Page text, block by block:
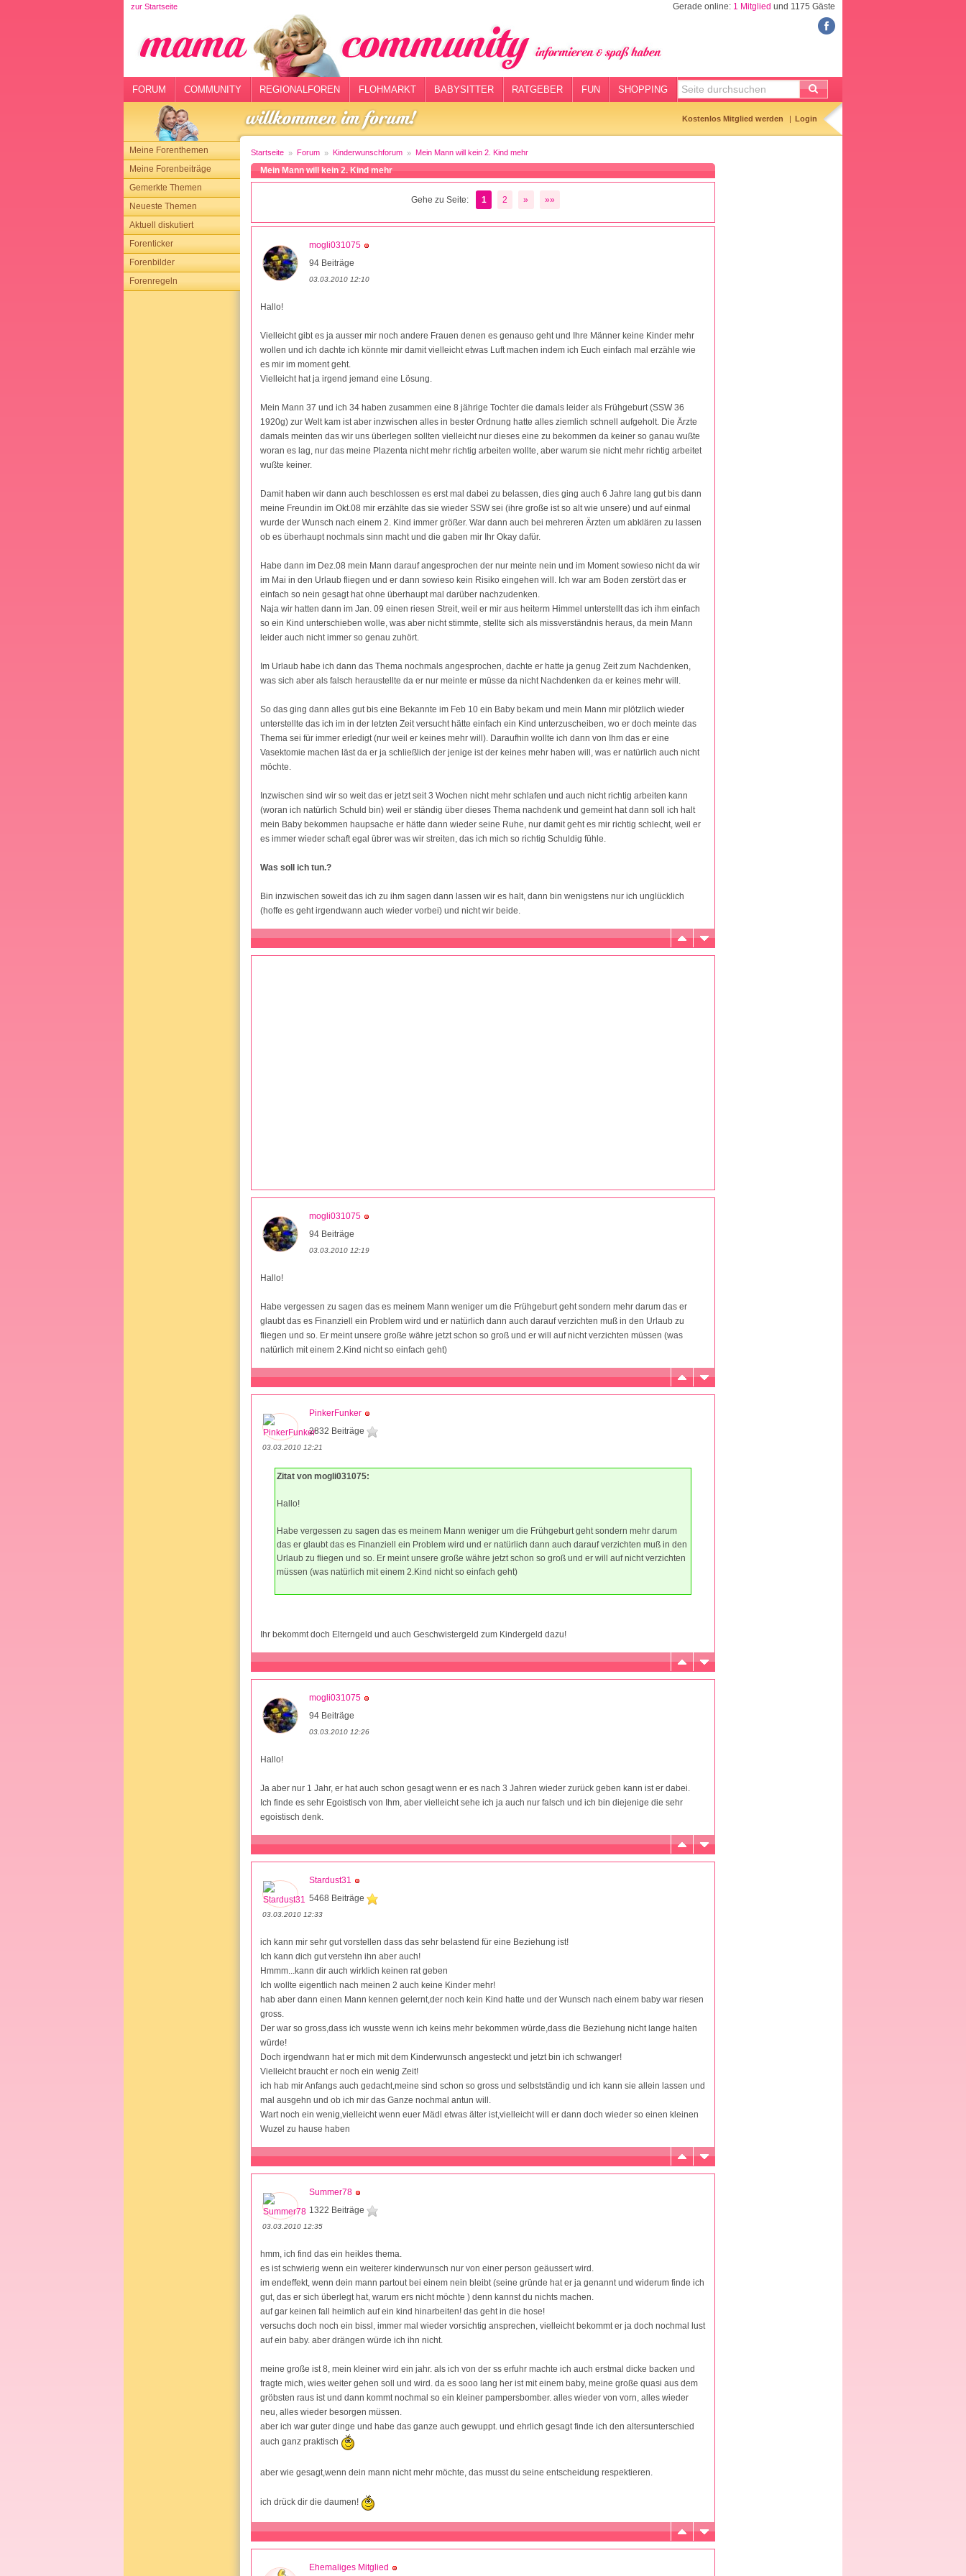
zur Startseite Gerade online: 1 Mitglied und 1175 Gäste
FORUM COMMUNITY REGIONALFOREN FLOHMARKT BABYSITTER RATGEBER FUN SHOPPING
Kostenlos Mitglied werden Login
Meine Forenthemen
Meine Forenbeiträge
Gemerkte Themen
Neueste Themen
Aktuell diskutiert
Forenticker
Forenbilder
Forenregeln
Startseite Forum Kinderwunschforum Mein Mann will kein 2. Kind mehr
Mein Mann will kein 2. Kind mehr
Gehe zu Seite: 1 2 » »»
mogli031075
94 Beiträge
03.03.2010 12:10
Hallo!
Vielleicht gibt es ja ausser mir noch andere Frauen denen es genauso geht und Ihre Männer keine Kinder mehr
wollen und ich dachte ich könnte mir damit vielleicht etwas Luft machen indem ich Euch einfach mal erzähle wie
es mir im moment geht.
Vielleicht hat ja irgend jemand eine Lösung.
Mein Mann 37 und ich 34 haben zusammen eine 8 jährige Tochter die damals leider als Frühgeburt (SSW 36
1920g) zur Welt kam ist aber inzwischen alles in bester Ordnung hatte alles ziemlich schnell aufgeholt. Die Ärzte
damals meinten das wir uns überlegen sollten vielleicht nur dieses eine zu bekommen da keiner so ganau wußte
woran es lag, nur das meine Plazenta nicht mehr richtig arbeiten wollte, aber warum sie nicht mehr richtig arbeitet
wußte keiner.
Damit haben wir dann auch beschlossen es erst mal dabei zu belassen, dies ging auch 6 Jahre lang gut bis dann
meine Freundin im Okt.08 mir erzählte das sie wieder SSW sei (ihre große ist so alt wie unsere) und auf einmal
wurde der Wunsch nach einem 2. Kind immer größer. War dann auch bei mehreren Ärzten um abklären zu lassen
ob es überhaupt nochmals sinn macht und die gaben mir Ihr Okay dafür.
Habe dann im Dez.08 mein Mann darauf angesprochen der nur meinte nein und im Moment sowieso nicht da wir
im Mai in den Urlaub fliegen und er dann sowieso kein Risiko eingehen will. Ich war am Boden zerstört das er
einfach so nein gesagt hat ohne überhaupt mal darüber nachzudenken.
Naja wir hatten dann im Jan. 09 einen riesen Streit, weil er mir aus heiterm Himmel unterstellt das ich ihm einfach
so ein Kind unterschieben wolle, was aber nicht stimmte, stellte sich als missverständnis heraus, da mein Mann
leider auch nicht immer so genau zuhört.
Im Urlaub habe ich dann das Thema nochmals angesprochen, dachte er hatte ja genug Zeit zum Nachdenken,
was sich aber als falsch heraustellte da er nur meinte er müsse da nicht Nachdenken da er keines mehr will.
So das ging dann alles gut bis eine Bekannte im Feb 10 ein Baby bekam und mein Mann mir plötzlich wieder
unterstellte das ich im in der letzten Zeit versucht hätte einfach ein Kind unterzuscheiben, wo er doch meinte das
Thema sei für immer erledigt (nur weil er keines mehr will). Daraufhin wollte ich dann von Ihm das er eine
Vasektomie machen läst da er ja schließlich der jenige ist der keines mehr haben will, was er natürlich auch nicht
möchte.
Inzwischen sind wir so weit das er jetzt seit 3 Wochen nicht mehr schlafen und auch nicht richtig arbeiten kann
(woran ich natürlich Schuld bin) weil er ständig über dieses Thema nachdenk und gemeint hat dann soll ich halt
mein Baby bekommen haupsache er hätte dann wieder seine Ruhe, nur damit geht es mir richtig schlecht, weil er
es immer wieder schaft egal übrer was wir streiten, das ich mich so richtig Schuldig fühle.
Was soll ich tun.?
Bin inzwischen soweit das ich zu ihm sagen dann lassen wir es halt, dann bin wenigstens nur ich unglücklich
(hoffe es geht irgendwann auch wieder vorbei) und nicht wir beide.
mogli031075
94 Beiträge
03.03.2010 12:19
Hallo!
Habe vergessen zu sagen das es meinem Mann weniger um die Frühgeburt geht sondern mehr darum das er
glaubt das es Finanziell ein Problem wird und er natürlich dann auch darauf verzichten muß in den Urlaub zu
fliegen und so. Er meint unsere große währe jetzt schon so groß und er will auf nicht verzichten müssen (was
natürlich mit einem 2.Kind nicht so einfach geht)
PinkerFunker
2832 Beiträge
03.03.2010 12:21
Zitat von mogli031075:
Hallo!
Habe vergessen zu sagen das es meinem Mann weniger um die Frühgeburt geht sondern mehr darum
das er glaubt das es Finanziell ein Problem wird und er natürlich dann auch darauf verzichten muß in den
Urlaub zu fliegen und so. Er meint unsere große währe jetzt schon so groß und er will auf nicht verzichten
müssen (was natürlich mit einem 2.Kind nicht so einfach geht)
Ihr bekommt doch Elterngeld und auch Geschwistergeld zum Kindergeld dazu!
mogli031075
94 Beiträge
03.03.2010 12:26
Hallo!
Ja aber nur 1 Jahr, er hat auch schon gesagt wenn er es nach 3 Jahren wieder zurück geben kann ist er dabei.
Ich finde es sehr Egoistisch von Ihm, aber vielleicht sehe ich ja auch nur falsch und ich bin diejenige die sehr
egoistisch denk.
Stardust31
5468 Beiträge
03.03.2010 12:33
ich kann mir sehr gut vorstellen dass das sehr belastend für eine Beziehung ist!
Ich kann dich gut verstehn ihn aber auch!
Hmmm...kann dir auch wirklich keinen rat geben
Ich wollte eigentlich nach meinen 2 auch keine Kinder mehr!
hab aber dann einen Mann kennen gelernt,der noch kein Kind hatte und der Wunsch nach einem baby war riesen
gross.
Der war so gross,dass ich wusste wenn ich keins mehr bekommen würde,dass die Beziehung nicht lange halten
würde!
Doch irgendwann hat er mich mit dem Kinderwunsch angesteckt und jetzt bin ich schwanger!
Vielleicht braucht er noch ein wenig Zeit!
ich hab mir Anfangs auch gedacht,meine sind schon so gross und selbstständig und ich kann sie allein lassen und
mal ausgehn und ob ich mir das Ganze nochmal antun will.
Wart noch ein wenig,vielleicht wenn euer Mädl etwas älter ist,vielleicht will er dann doch wieder so einen kleinen
Wuzel zu hause haben
Summer78
1322 Beiträge
03.03.2010 12:35
hmm, ich find das ein heikles thema.
es ist schwierig wenn ein weiterer kinderwunsch nur von einer person geäussert wird.
im endeffekt, wenn dein mann partout bei einem nein bleibt (seine gründe hat er ja genannt und widerum finde ich
gut, das er sich überlegt hat, warum ers nicht möchte ) denn kannst du nichts machen.
auf gar keinen fall heimlich auf ein kind hinarbeiten! das geht in die hose!
versuchs doch noch ein bissl, immer mal wieder vorsichtig ansprechen, vielleicht bekommt er ja doch nochmal lust
auf ein baby. aber drängen würde ich ihn nicht.
meine große ist 8, mein kleiner wird ein jahr. als ich von der ss erfuhr machte ich auch erstmal dicke backen und
fragte mich, wies weiter gehen soll und wird. da es sooo lang her ist mit einem baby, meine große quasi aus dem
gröbsten raus ist und dann kommt nochmal so ein kleiner pampersbomber. alles wieder von vorn, alles wieder
neu, alles wieder besorgen müssen.
aber ich war guter dinge und habe das ganze auch gewuppt. und ehrlich gesagt finde ich den altersunterschied
auch ganz praktisch
aber wie gesagt,wenn dein mann nicht mehr möchte, das musst du seine entscheidung respektieren.
ich drück dir die daumen!
Ehemaliges Mitglied